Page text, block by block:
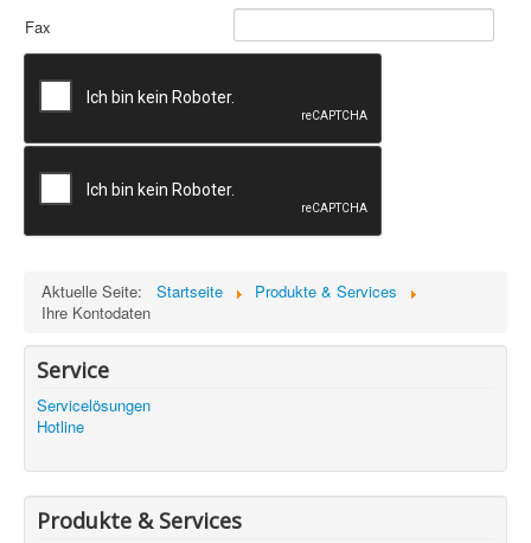
Fax
Aktuelle Seite: Startseite
Produkte & Services
Ihre Kontodaten
Service
Servicelösungen
Hotline
Produkte & Services